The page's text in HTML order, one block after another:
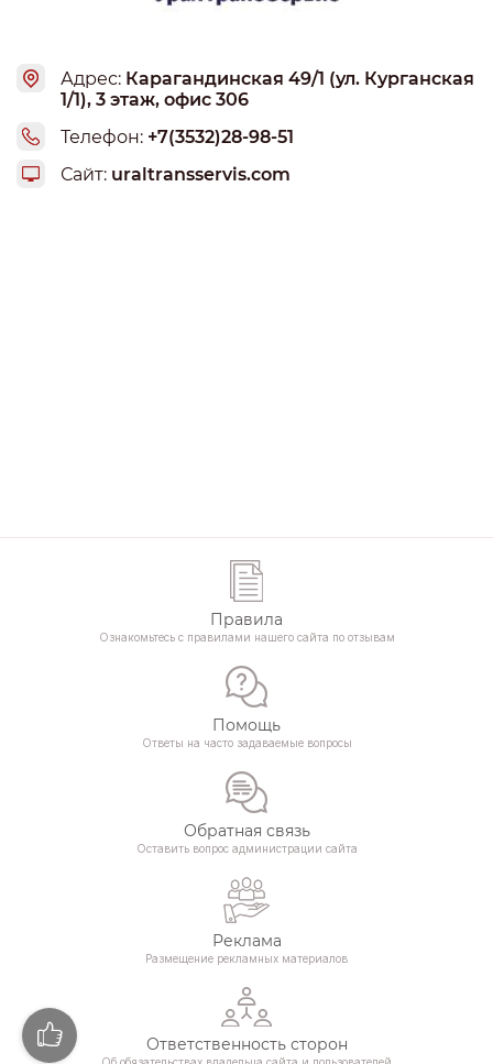
Адрес: Карагандинская 49/1 (ул. Курганская
1/1), 3 этаж, офис 306
Телефон: +7(3532)28-98-51
Сайт: uraltransservis.com
Правила
Ознакомьтесь с правилами нашего сайта по отзывам
Помощь
Ответы на часто задаваемые вопросы
Обратная связь
Оставить вопрос администрации сайта
Реклама
Размещение рекламных материалов
Ответственность сторон